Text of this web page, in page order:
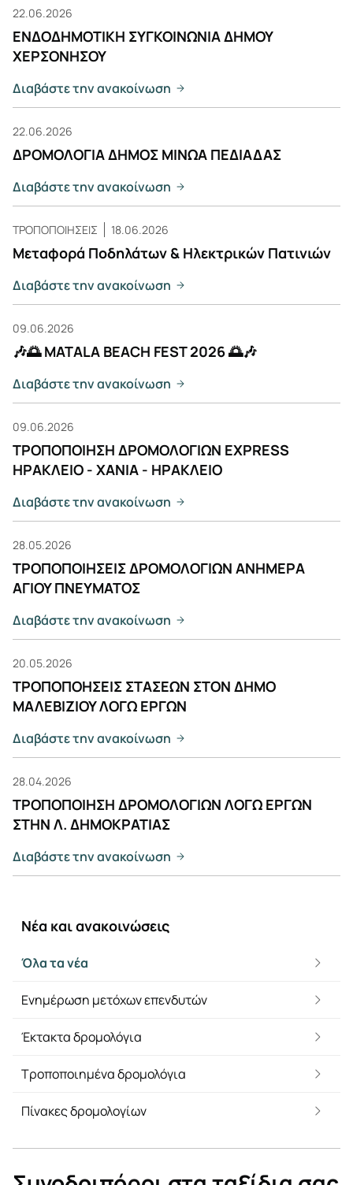
Νέα και ανακοινώσεις
Όλα τα νέα
Ενημέρωση μετόχων επενδυτών
Έκτακτα δρομολόγια
Τροποποιημένα δρομολόγια
Πίνακες δρομολογίων
22.06.2026
ΕΝΔΟΔΗΜΟΤΙΚΗ ΣΥΓΚΟΙΝΩΝΙΑ ΔΗΜΟΥ
ΧΕΡΣΟΝΗΣΟΥ
Διαβάστε την ανακοίνωση
22.06.2026
ΔΡΟΜΟΛΟΓΙΑ ΔΗΜΟΣ ΜΙΝΩΑ ΠΕΔΙΑΔΑΣ
Διαβάστε την ανακοίνωση
ΤΡΟΠΟΠΟΙΗΣΕΙΣ 18.06.2026
Μεταφορά Ποδηλάτων & Ηλεκτρικών Πατινιών
Διαβάστε την ανακοίνωση
09.06.2026
🎶🌅 MATALA BEACH FEST 2026 🌅🎶
Διαβάστε την ανακοίνωση
09.06.2026
ΤΡΟΠΟΠΟΙΗΣΗ ΔΡΟΜΟΛΟΓΙΩΝ EXPRESS
ΗΡΑΚΛΕΙΟ - ΧΑΝΙΑ - ΗΡΑΚΛΕΙΟ
Διαβάστε την ανακοίνωση
28.05.2026
ΤΡΟΠΟΠΟΙΗΣΕΙΣ ΔΡΟΜΟΛΟΓΙΩΝ ΑΝΗΜΕΡΑ
ΑΓΙΟΥ ΠΝΕΥΜΑΤΟΣ
Διαβάστε την ανακοίνωση
20.05.2026
ΤΡΟΠΟΠΟΗΣΕΙΣ ΣΤΑΣΕΩΝ ΣΤΟΝ ΔΗΜΟ
ΜΑΛΕΒΙΖΙΟΥ ΛΟΓΩ ΕΡΓΩΝ
Διαβάστε την ανακοίνωση
28.04.2026
ΤΡΟΠΟΠΟΙΗΣΗ ΔΡΟΜΟΛΟΓΙΩΝ ΛΟΓΩ ΕΡΓΩΝ
ΣΤΗΝ Λ. ΔΗΜΟΚΡΑΤΙΑΣ
Διαβάστε την ανακοίνωση